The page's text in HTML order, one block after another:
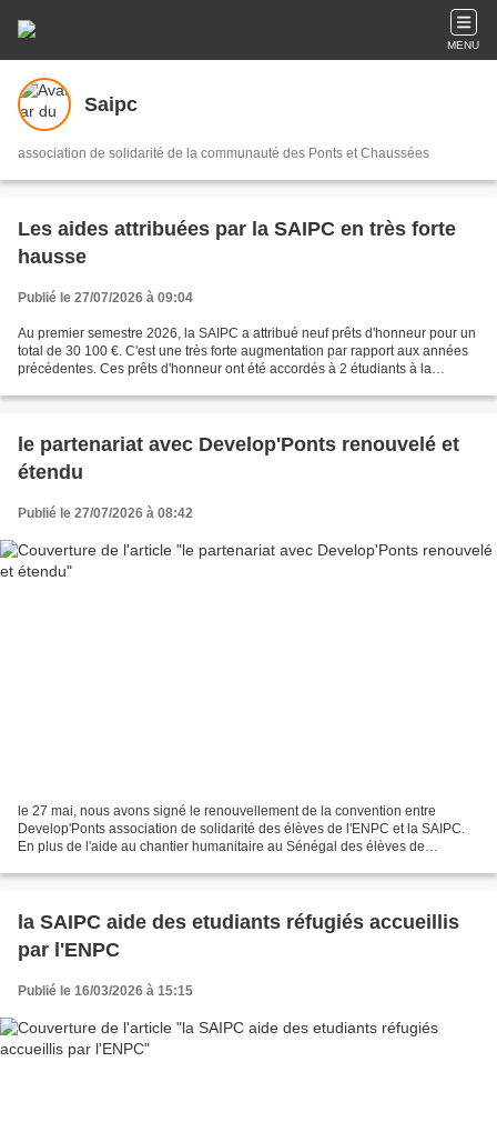
MENU
Saipc
association de solidarité de la communauté des Ponts et Chaussées
Les aides attribuées par la SAIPC en très forte
hausse
Publié le 27/07/2026 à 09:04
Au premier semestre 2026, la SAIPC a attribué neuf prêts d'honneur pour un
total de 30 100 €. C'est une très forte augmentation par rapport aux années
précédentes. Ces prêts d'honneur ont été accordés à 2 étudiants à la
le partenariat avec Develop'Ponts renouvelé et
étendu
Publié le 27/07/2026 à 08:42
le 27 mai, nous avons signé le renouvellement de la convention entre
Develop'Ponts association de solidarité des élèves de l'ENPC et la SAIPC.
En plus de l'aide au chantier humanitaire au Sénégal des élèves de
la SAIPC aide des etudiants réfugiés accueillis
par l'ENPC
Publié le 16/03/2026 à 15:15